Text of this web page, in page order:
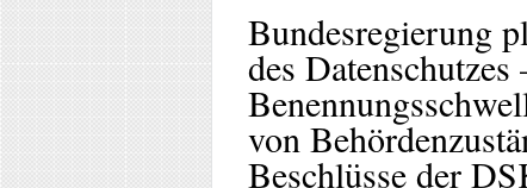
Bundesregierung
des
von
Beschlüsse der